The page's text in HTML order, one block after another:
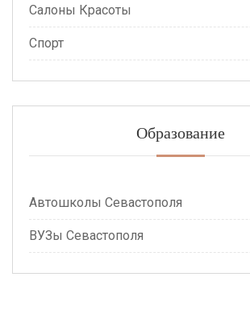
Салоны Красоты
Спорт
Образование
Автошколы Севастополя
ВУЗы Севастополя